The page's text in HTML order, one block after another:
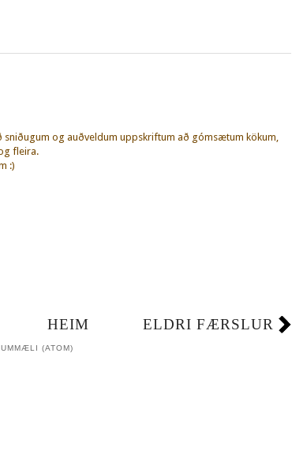
sniðugum og auðveldum uppskriftum að gómsætum kökum,
fleira.
:)
ELDRI FÆRSLUR
HEIM
(ATOM)